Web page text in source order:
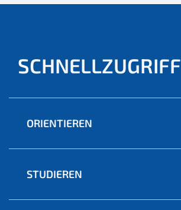
SCHNELLZUGRIFF
ORIENTIEREN
STUDIEREN